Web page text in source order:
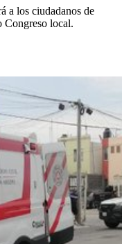
a los ciudadanos de
Congreso local.